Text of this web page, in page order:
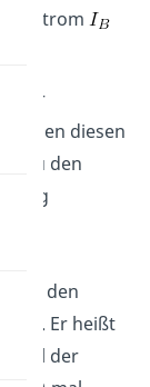
der
diesen
du den
für den
. Er heißt
weil der